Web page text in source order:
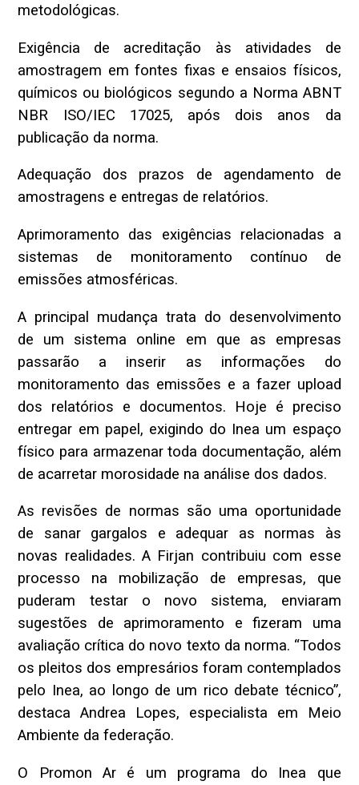
metodológicas.
Exigência de acreditação às atividades de
amostragem em fontes fixas e ensaios físicos,
químicos ou biológicos segundo a Norma ABNT
NBR ISO/IEC 17025, após dois anos da
publicação da norma.
Adequação dos prazos de agendamento de
amostragens e entregas de relatórios.
Aprimoramento das exigências relacionadas a
sistemas de monitoramento contínuo de
emissões atmosféricas.
A principal mudança trata do desenvolvimento
de um sistema online em que as empresas
passarão a inserir as informações do
monitoramento das emissões e a fazer upload
dos relatórios e documentos. Hoje é preciso
entregar em papel, exigindo do Inea um espaço
físico para armazenar toda documentação, além
de acarretar morosidade na análise dos dados.
As revisões de normas são uma oportunidade
de sanar gargalos e adequar as normas às
novas realidades. A Firjan contribuiu com esse
processo na mobilização de empresas, que
puderam testar o novo sistema, enviaram
sugestões de aprimoramento e fizeram uma
avaliação crítica do novo texto da norma. “Todos
os pleitos dos empresários foram contemplados
pelo Inea, ao longo de um rico debate técnico”,
destaca Andrea Lopes, especialista em Meio
Ambiente da federação.
O Promon Ar é um programa do Inea que